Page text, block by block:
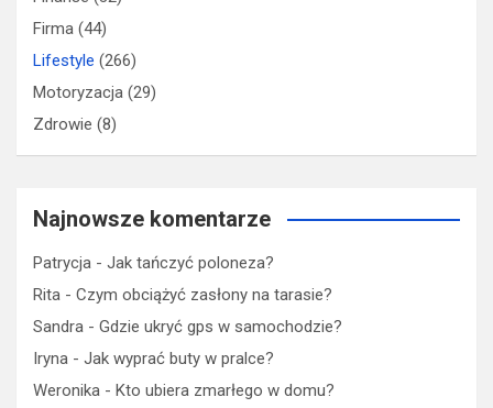
Firma (44)
Lifestyle (266)
Motoryzacja (29)
Zdrowie (8)
Najnowsze komentarze
Patrycja - Jak tańczyć poloneza?
Rita - Czym obciążyć zasłony na tarasie?
Sandra - Gdzie ukryć gps w samochodzie?
Iryna - Jak wyprać buty w pralce?
Weronika - Kto ubiera zmarłego w domu?